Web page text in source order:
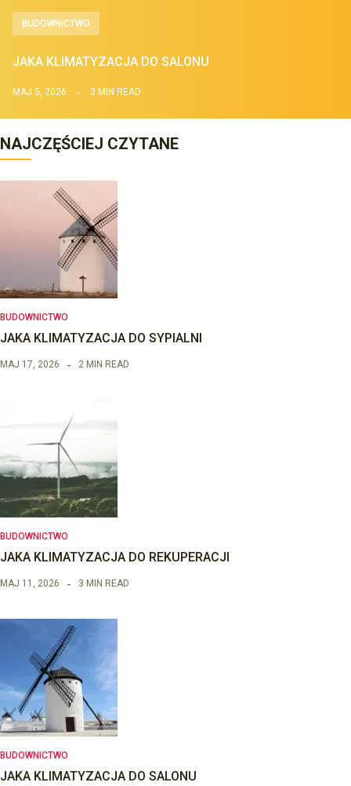
BUDOWNICTWO
JAKA KLIMATYZACJA DO SALONU
MAJ 5, 2026 3 MIN READ
NAJCZĘŚCIEJ CZYTANE
BUDOWNICTWO
JAKA KLIMATYZACJA DO SYPIALNI
MAJ 17, 2026 2 MIN READ
BUDOWNICTWO
JAKA KLIMATYZACJA DO REKUPERACJI
MAJ 11, 2026 3 MIN READ
BUDOWNICTWO
JAKA KLIMATYZACJA DO SALONU